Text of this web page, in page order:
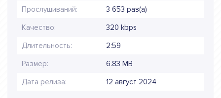
Прослушиваний: 3 653 раз(а)
Качество: 320 kbps
Длительность: 2:59
Размер: 6.83 MB
Дата релиза: 12 август 2024